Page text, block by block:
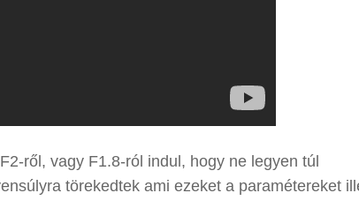
ről, vagy F1.8-ról indul, hogy ne legyen túl
törekedtek ami ezeket a paramétereket